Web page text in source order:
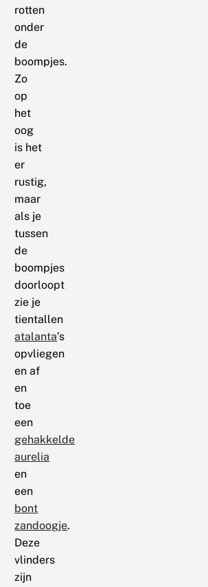
rotten
onder
de
boompjes.
Zo
op
het
oog
is het
er
rustig,
maar
als je
tussen
de
boompjes
doorloopt
zie je
tientallen
atalanta’s
opvliegen
en af
en
toe
een
gehakkelde
aurelia
en
een
bont
zandoogje.
Deze
vlinders
zijn